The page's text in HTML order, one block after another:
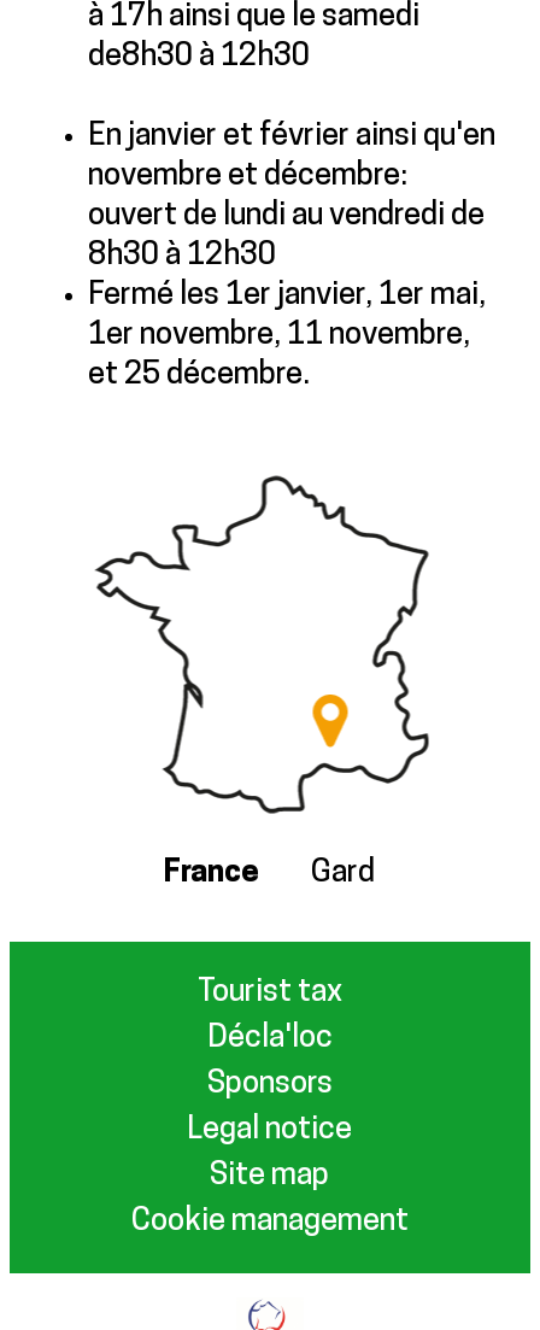
à 17h ainsi que le samedi
de8h30 à 12h30
En janvier et février ainsi qu'en
novembre et décembre:
ouvert de lundi au vendredi de
8h30 à 12h30
Fermé les 1er janvier, 1er mai,
1er novembre, 11 novembre,
et 25 décembre.
France Gard
Tourist tax
Décla'loc
Sponsors
Legal notice
Site map
Cookie management